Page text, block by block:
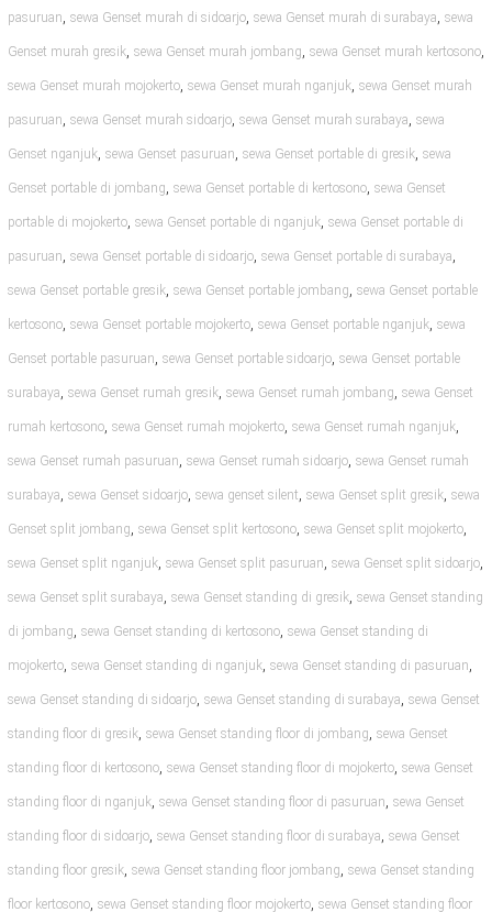
pasuruan, sewa Genset murah di sidoarjo, sewa Genset murah di surabaya, sewa
Genset murah gresik, sewa Genset murah jombang, sewa Genset murah kertosono,
sewa Genset murah mojokerto, sewa Genset murah nganjuk, sewa Genset murah
pasuruan, sewa Genset murah sidoarjo, sewa Genset murah surabaya, sewa
Genset nganjuk, sewa Genset pasuruan, sewa Genset portable di gresik, sewa
Genset portable di jombang, sewa Genset portable di kertosono, sewa Genset
portable di mojokerto, sewa Genset portable di nganjuk, sewa Genset portable di
pasuruan, sewa Genset portable di sidoarjo, sewa Genset portable di surabaya,
sewa Genset portable gresik, sewa Genset portable jombang, sewa Genset portable
kertosono, sewa Genset portable mojokerto, sewa Genset portable nganjuk, sewa
Genset portable pasuruan, sewa Genset portable sidoarjo, sewa Genset portable
surabaya, sewa Genset rumah gresik, sewa Genset rumah jombang, sewa Genset
rumah kertosono, sewa Genset rumah mojokerto, sewa Genset rumah nganjuk,
sewa Genset rumah pasuruan, sewa Genset rumah sidoarjo, sewa Genset rumah
surabaya, sewa Genset sidoarjo, sewa genset silent, sewa Genset split gresik, sewa
Genset split jombang, sewa Genset split kertosono, sewa Genset split mojokerto,
sewa Genset split nganjuk, sewa Genset split pasuruan, sewa Genset split sidoarjo,
sewa Genset split surabaya, sewa Genset standing di gresik, sewa Genset standing
di jombang, sewa Genset standing di kertosono, sewa Genset standing di
mojokerto, sewa Genset standing di nganjuk, sewa Genset standing di pasuruan,
sewa Genset standing di sidoarjo, sewa Genset standing di surabaya, sewa Genset
standing floor di gresik, sewa Genset standing floor di jombang, sewa Genset
standing floor di kertosono, sewa Genset standing floor di mojokerto, sewa Genset
standing floor di nganjuk, sewa Genset standing floor di pasuruan, sewa Genset
standing floor di sidoarjo, sewa Genset standing floor di surabaya, sewa Genset
standing floor gresik, sewa Genset standing floor jombang, sewa Genset standing
floor kertosono, sewa Genset standing floor mojokerto, sewa Genset standing floor